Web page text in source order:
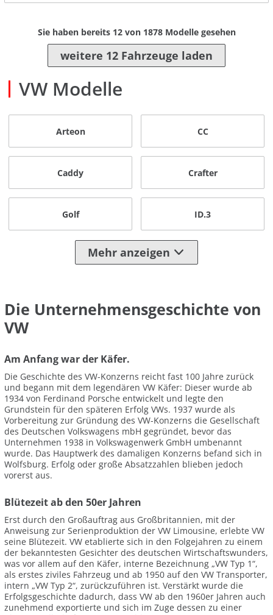
Sie haben bereits 12von 1878Modelle gesehen
weitere 12 Fahrzeuge laden
VW Modelle
Arteon CC
Caddy Crafter
Golf ID.3
Mehr anzeigen
Die Unternehmensgeschichte von
VW
Am Anfang war der Käfer.
Die Geschichte des VW-Konzerns reicht fast 100 Jahre zurück
und begann mit dem legendären VW Käfer: Dieser wurde ab
1934 von Ferdinand Porsche entwickelt und legte den
Grundstein für den späteren Erfolg VWs. 1937 wurde als
Vorbereitung zur Gründung des VW-Konzerns die Gesellschaft
des Deutschen Volkswagens mbH gegründet, bevor das
Unternehmen 1938 in Volkswagenwerk GmbH umbenannt
wurde. Das Hauptwerk des damaligen Konzerns befand sich in
Wolfsburg. Erfolg oder große Absatzzahlen blieben jedoch
vorerst aus.
Blütezeit ab den 50er Jahren
Erst durch den Großauftrag aus Großbritannien, mit der
Anweisung zur Serienproduktion der VW Limousine, erlebte VW
seine Blütezeit. VW etablierte sich in den Folgejahren zu einem
der bekanntesten Gesichter des deutschen Wirtschaftswunders,
was vor allem auf den Käfer, interne Bezeichnung „VW Typ 1“,
als erstes ziviles Fahrzeug und ab 1950 auf den VW Transporter,
intern „VW Typ 2“, zurückzuführen ist. Verstärkt wurde die
Erfolgsgeschichte dadurch, dass VW ab den 1960er Jahren auch
zunehmend exportierte und sich im Zuge dessen zu einer